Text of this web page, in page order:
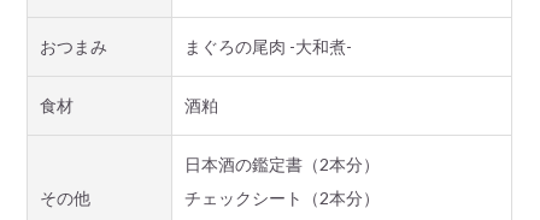
おつまみ まぐろの尾肉 -大和煮-
食材 酒粕
その他
日本酒の鑑定書（2本分）
チェックシート（2本分）